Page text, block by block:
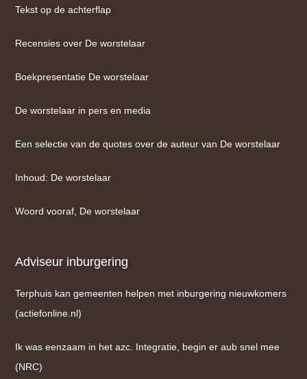
Tekst op de achterflap
Recensies over De worstelaar
Boekpresentatie De worstelaar
De worstelaar in pers en media
Een selectie van de quotes over de auteur van De worstelaar
Inhoud: De worstelaar
Woord vooraf, De worstelaar
Adviseur inburgering
Terphuis kan gemeenten helpen met inburgering nieuwkomers
(actiefonline.nl)
Ik was eenzaam in het azc. Integratie, begin er aub snel mee
(NRC)